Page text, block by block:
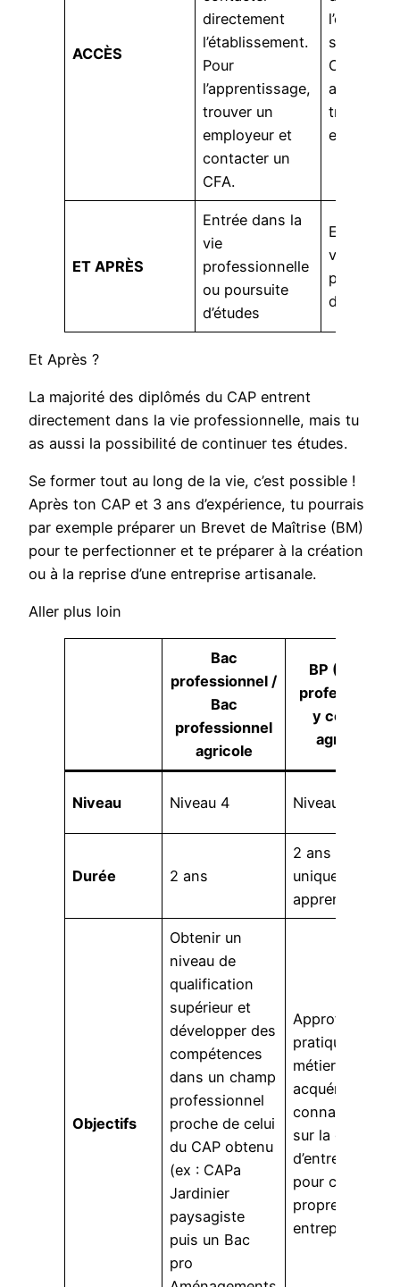
ACCÈS
directement
l’établissement.
Pour
l’apprentissage,
trouver un
employeur et
contacter un
CFA.
scolaire.
CFA,
au
trouver
ET APRÈS
Entrée dans la
vie
professionnelle
ou poursuite
d’études
Entrée
vie active
poursuite
d’études
Et Après ?
La majorité des diplômés du CAP entrent
directement dans la vie professionnelle, mais tu
as aussi la possibilité de continuer tes études.
Se former tout au long de la vie, c’est possible !
Après ton CAP et 3 ans d’expérience, tu pourrais
par exemple préparer un Brevet de Maîtrise (BM)
pour te perfectionner et te préparer à la création
ou à la reprise d’une entreprise artisanale.
Aller plus loin
Bac
professionnel /
Bac
professionnel
agricole
BP (Brevet
professionnel
y compris
agricole)
Niveau Niveau 4 Niveau 4
Durée 2 ans
2 ans
uniquement par
apprentissage
Objectifs
Obtenir un
niveau de
qualification
supérieur et
développer des
compétences
dans un champ
professionnel
proche de celui
du CAP obtenu
(ex : CAPa
Jardinier
paysagiste
puis un Bac
pro
Approfondir la
pratique d’un
métier et
acquérir des
connaissances
sur la gestion
d’entreprise
pour créer sa
propre
entreprise